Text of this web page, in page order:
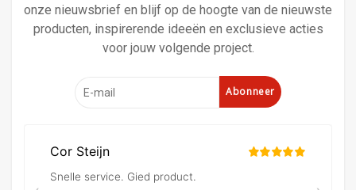
onze nieuwsbrief en blijf op de hoogte van de nieuwste
producten, inspirerende ideeën en exclusieve acties
voor jouw volgende project.
Abonneer